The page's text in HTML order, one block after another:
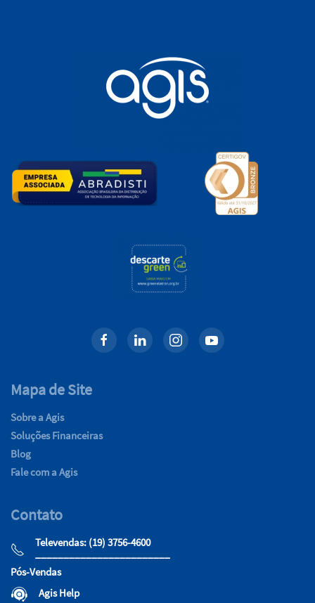
Mapa de Site
Sobre a Agis
Soluções Financeiras
Blog
Fale com a Agis
Contato
Televendas: (19) 3756-4600
Pós-Vendas
Agis Help